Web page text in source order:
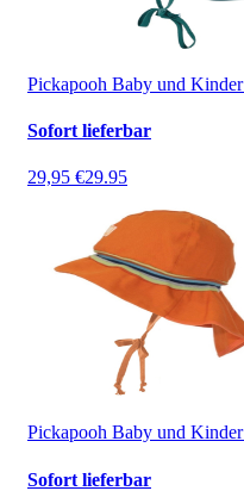
Pickapooh Baby und
Sofort lieferbar
29,95 €29.95
Pickapooh Baby und
Sofort lieferbar